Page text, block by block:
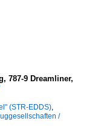
787-9 Dreamliner,
(STR-EDDS),
/